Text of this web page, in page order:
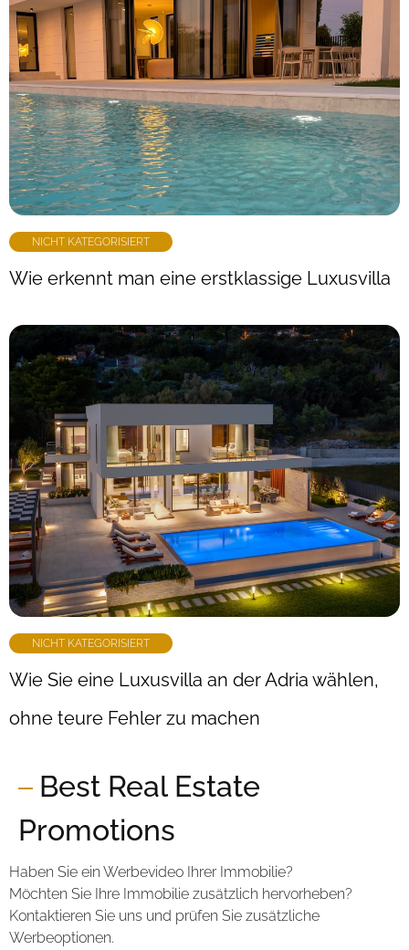
NICHT KATEGORISIERT
Wie erkennt man eine erstklassige Luxusvilla
NICHT KATEGORISIERT
Wie Sie eine Luxusvilla an der Adria wählen,
ohne teure Fehler zu machen
Best Real Estate
Promotions
Haben Sie ein Werbevideo Ihrer Immobilie?
Möchten Sie Ihre Immobilie zusätzlich hervorheben?
Kontaktieren Sie uns und prüfen Sie zusätzliche
Werbeoptionen.